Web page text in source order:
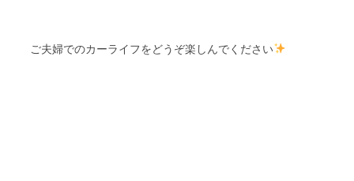
ご夫婦でのカーライフをどうぞ楽しんでください